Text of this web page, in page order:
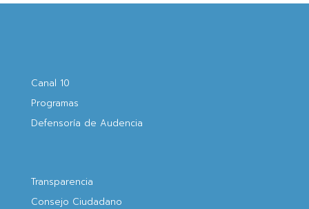
Canal 10
Programas
Defensoría de Audencia
Transparencia
Consejo Ciudadano